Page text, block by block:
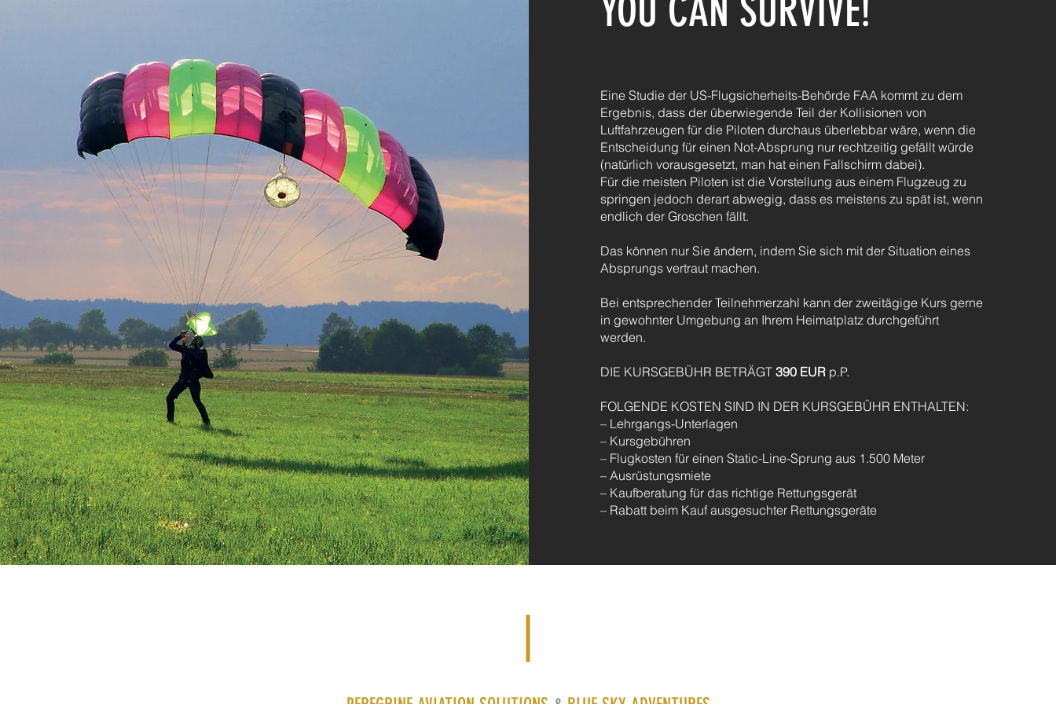
YOU CAN SURVIVE!
Eine Studie der US-Flugsicherheits-Behörde FAA kommt zu dem
Ergebnis, dass der überwiegende Teil der Kollisionen von
Luftfahrzeugen für die Piloten durchaus überlebbar wäre, wenn die
Entscheidung für einen Not-Absprung nur rechtzeitig gefällt würde
(natürlich vorausgesetzt, man hat einen Fallschirm dabei).
Für die meisten Piloten ist die Vorstellung aus einem Flugzeug zu
springen jedoch derart abwegig, dass es meistens zu spät ist, wenn
endlich der Groschen fällt.
Das können nur Sie ändern, indem Sie sich mit der Situation eines
Absprungs vertraut machen.
Bei entsprechender Teilnehmerzahl kann der zweitägige Kurs gerne
in gewohnter Umgebung an Ihrem Heimatplatz durchgeführt
werden.
DIE KURSGEBÜHR BETRÄGT390 EUR p.P.
FOLGENDE KOSTEN SIND IN DER KURSGEBÜHR ENTHALTEN:
– Lehrgangs-Unterlagen
– Kursgebühren
– Flugkosten für einen Static-Line-Sprung aus 1.500 Meter
– Ausrüstungsmiete
– Kaufberatung für das richtige Rettungsgerät
– Rabatt beim Kauf ausgesuchter Rettungsgeräte